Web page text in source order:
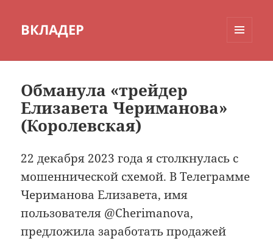
ВКЛАДЕР
Обманула «трейдер
Елизавета Чериманова»
(Королевская)
22 декабря 2023 года я столкнулась с
мошеннической схемой. В Телеграмме
Чериманова Елизавета, имя
пользователя @Cherimanova,
предложила заработать продажей